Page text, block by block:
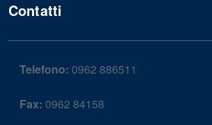
Contatti
Telefono: 0962 886511
Fax: 0962 84158